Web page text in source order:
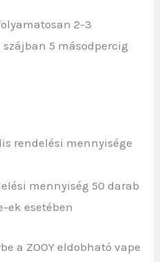
2-3
5 másodpercig
rendelési mennyisége
mennyiség 50 darab
ek esetében
a ZOOY eldobható vape